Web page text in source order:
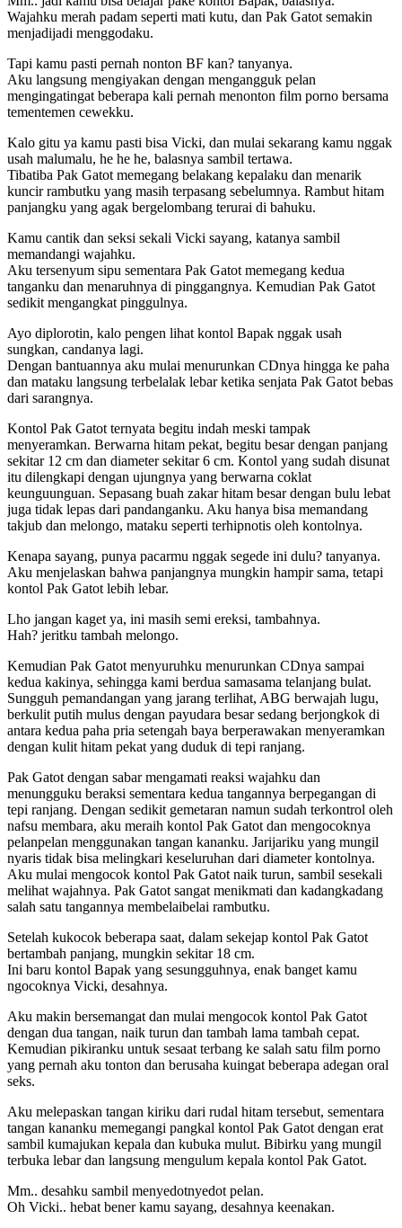
Wajahku merah padam seperti mati kutu, dan Pak Gatot semakin
menjadijadi menggodaku.
Tapi kamu pasti pernah nonton BF kan? tanyanya.
Aku langsung mengiyakan dengan mengangguk pelan
mengingatingat beberapa kali pernah menonton film porno bersama
tementemen cewekku.
Kalo gitu ya kamu pasti bisa Vicki, dan mulai sekarang kamu nggak
usah malumalu, he he he, balasnya sambil tertawa.
Tibatiba Pak Gatot memegang belakang kepalaku dan menarik
kuncir rambutku yang masih terpasang sebelumnya. Rambut hitam
panjangku yang agak bergelombang terurai di bahuku.
Kamu cantik dan seksi sekali Vicki sayang, katanya sambil
memandangi wajahku.
Aku tersenyum sipu sementara Pak Gatot memegang kedua
tanganku dan menaruhnya di pinggangnya. Kemudian Pak Gatot
sedikit mengangkat pinggulnya.
Ayo diplorotin, kalo pengen lihat kontol Bapak nggak usah
sungkan, candanya lagi.
Dengan bantuannya aku mulai menurunkan CDnya hingga ke paha
dan mataku langsung terbelalak lebar ketika senjata Pak Gatot bebas
dari sarangnya.
Kontol Pak Gatot ternyata begitu indah meski tampak
menyeramkan. Berwarna hitam pekat, begitu besar dengan panjang
sekitar 12 cm dan diameter sekitar 6 cm. Kontol yang sudah disunat
itu dilengkapi dengan ujungnya yang berwarna coklat
keunguunguan. Sepasang buah zakar hitam besar dengan bulu lebat
juga tidak lepas dari pandanganku. Aku hanya bisa memandang
takjub dan melongo, mataku seperti terhipnotis oleh kontolnya.
Kenapa sayang, punya pacarmu nggak segede ini dulu? tanyanya.
Aku menjelaskan bahwa panjangnya mungkin hampir sama, tetapi
kontol Pak Gatot lebih lebar.
Lho jangan kaget ya, ini masih semi ereksi, tambahnya.
Hah? jeritku tambah melongo.
Kemudian Pak Gatot menyuruhku menurunkan CDnya sampai
kedua kakinya, sehingga kami berdua samasama telanjang bulat.
Sungguh pemandangan yang jarang terlihat, ABG berwajah lugu,
berkulit putih mulus dengan payudara besar sedang berjongkok di
antara kedua paha pria setengah baya berperawakan menyeramkan
dengan kulit hitam pekat yang duduk di tepi ranjang.
Pak Gatot dengan sabar mengamati reaksi wajahku dan
menungguku beraksi sementara kedua tangannya berpegangan di
tepi ranjang. Dengan sedikit gemetaran namun sudah terkontrol oleh
nafsu membara, aku meraih kontol Pak Gatot dan mengocoknya
pelanpelan menggunakan tangan kananku. Jarijariku yang mungil
nyaris tidak bisa melingkari keseluruhan dari diameter kontolnya.
Aku mulai mengocok kontol Pak Gatot naik turun, sambil sesekali
melihat wajahnya. Pak Gatot sangat menikmati dan kadangkadang
salah satu tangannya membelaibelai rambutku.
Setelah kukocok beberapa saat, dalam sekejap kontol Pak Gatot
bertambah panjang, mungkin sekitar 18 cm.
Ini baru kontol Bapak yang sesungguhnya, enak banget kamu
ngocoknya Vicki, desahnya.
Aku makin bersemangat dan mulai mengocok kontol Pak Gatot
dengan dua tangan, naik turun dan tambah lama tambah cepat.
Kemudian pikiranku untuk sesaat terbang ke salah satu film porno
yang pernah aku tonton dan berusaha kuingat beberapa adegan oral
seks.
Aku melepaskan tangan kiriku dari rudal hitam tersebut, sementara
tangan kananku memegangi pangkal kontol Pak Gatot dengan erat
sambil kumajukan kepala dan kubuka mulut. Bibirku yang mungil
terbuka lebar dan langsung mengulum kepala kontol Pak Gatot.
Mm.. desahku sambil menyedotnyedot pelan.
Oh Vicki.. hebat bener kamu sayang, desahnya keenakan.